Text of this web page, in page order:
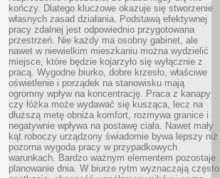
kończy. Dlatego kluczowe okazuje się stworzenie
własnych zasad działania. Podstawą efektywnej
pracy zdalnej jest odpowiednio przygotowana
przestrzeń. Nie każdy ma osobny gabinet, ale
nawet w niewielkim mieszkaniu można wydzielić
miejsce, które będzie kojarzyło się wyłącznie z
pracą. Wygodne biurko, dobre krzesło, właściwe
oświetlenie i porządek na stanowisku mają
ogromny wpływ na koncentrację. Praca z kanapy
czy łóżka może wydawać się kusząca, lecz na
dłuższą metę obniża komfort, rozmywa granice i
negatywnie wpływa na postawę ciała. Nawet mały
kąt roboczy urządzony świadomie bywa lepszy niż
pozorna wygoda pracy w przypadkowych
warunkach. Bardzo ważnym elementem pozostaje
planowanie dnia. W biurze rytm wyznaczają często